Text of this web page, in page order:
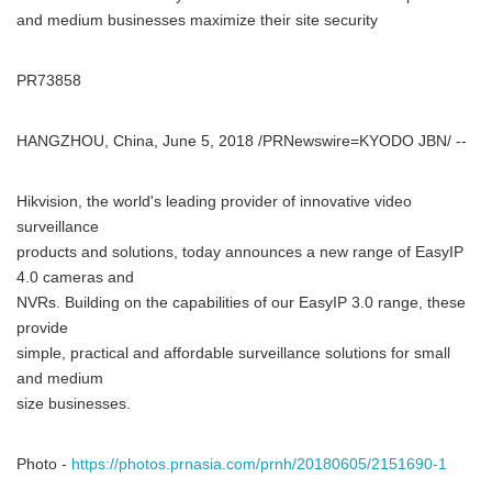
and medium businesses maximize their site security
PR73858
HANGZHOU, China, June 5, 2018 /PRNewswire=KYODO JBN/ --
Hikvision, the world's leading provider of innovative video
surveillance
products and solutions, today announces a new range of EasyIP
4.0 cameras and
NVRs. Building on the capabilities of our EasyIP 3.0 range, these
provide
simple, practical and affordable surveillance solutions for small
and medium
size businesses.
Photo - https://photos.prnasia.com/prnh/20180605/2151690-1